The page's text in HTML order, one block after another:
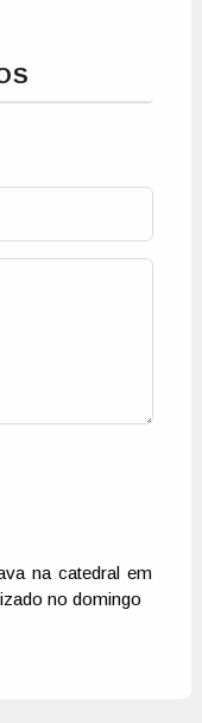
na catedral em
no domingo